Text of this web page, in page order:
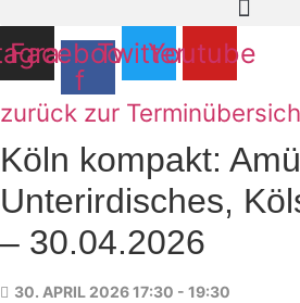
Facebook-
f
TwitterYoutube
zurück zur
Köln kompakt:
Unterirdisches,
– 30.04.2026
30. APRIL 2026 17:30 - 19:30